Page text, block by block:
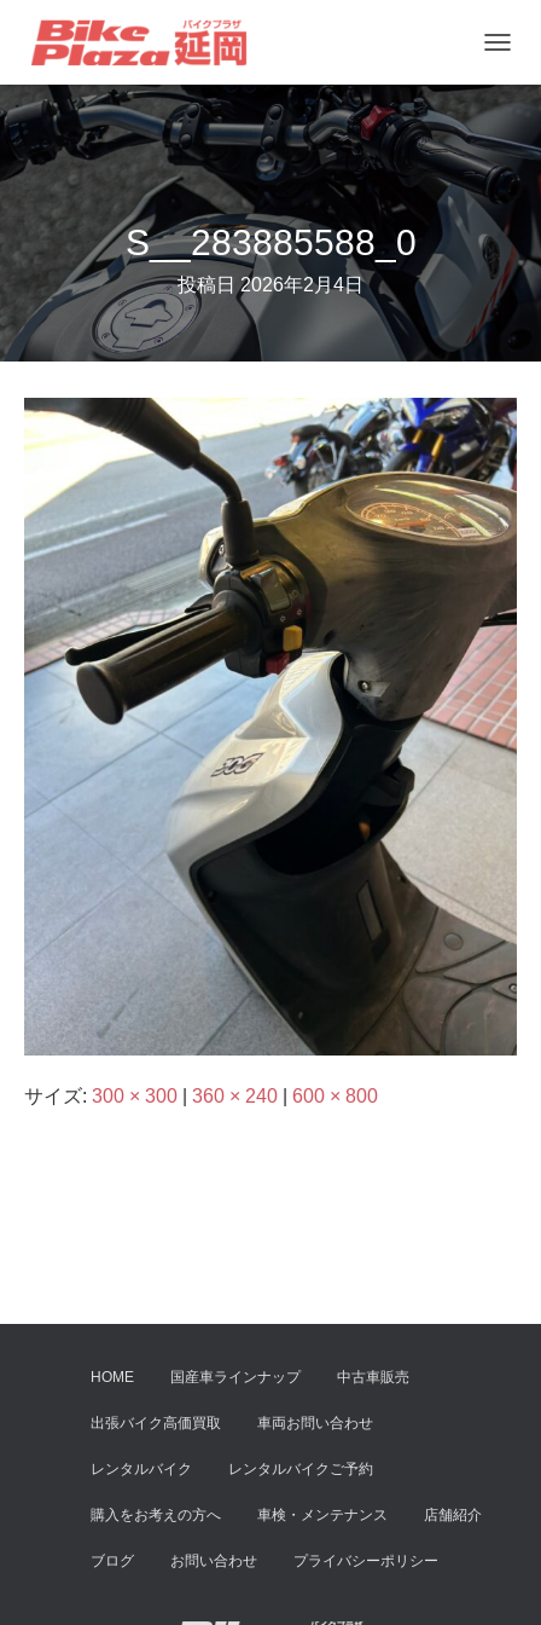
ビ
ー
シ
ョ
ン
を
り
え
S__283885588_0
投稿日2026年2月4日
サイズ: 300 × 300 360 × 240 600 × 800
HOME 国産車ラインナップ 中古車販売
出張バイク高価買取 車両お問い合わせ
レンタルバイク レンタルバイクご予約
購入をお考えの方へ 車検・メンテナンス 店舗紹介
ブログ お問い合わせ プライバシーポリシー